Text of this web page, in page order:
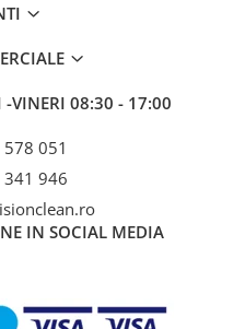
-VINERI 08:30 - 17:00
051
946
IN SOCIAL MEDIA